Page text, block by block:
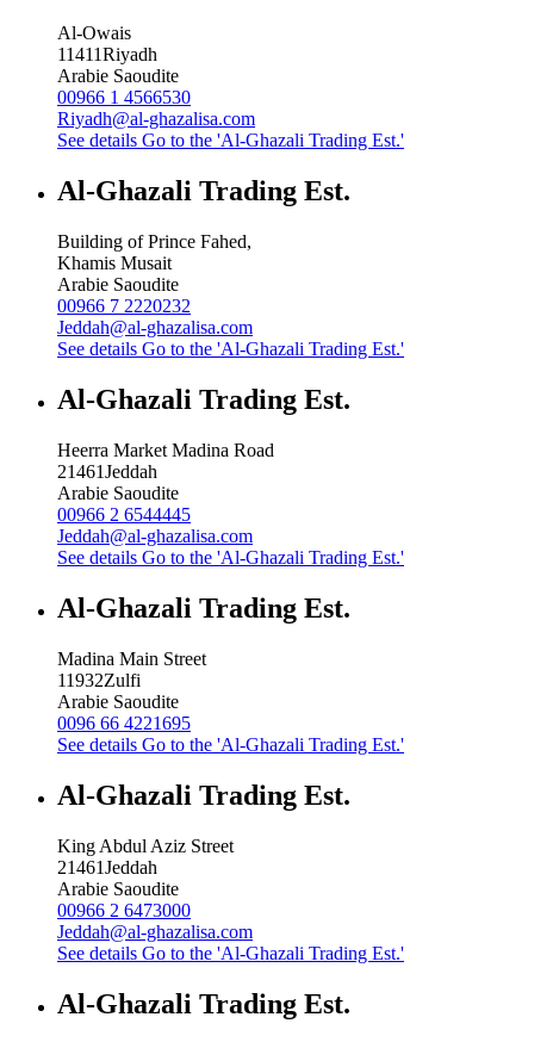
Al-Owais
11411Riyadh
Arabie Saoudite
00966 1 4566530
Riyadh@al-ghazalisa.com
See details Go to the 'Al-Ghazali Trading Est.'
Al-Ghazali Trading Est.
Building of Prince Fahed,
Khamis Musait
Arabie Saoudite
00966 7 2220232
Jeddah@al-ghazalisa.com
See details Go to the 'Al-Ghazali Trading Est.'
Al-Ghazali Trading Est.
Heerra Market Madina Road
21461Jeddah
Arabie Saoudite
00966 2 6544445
Jeddah@al-ghazalisa.com
See details Go to the 'Al-Ghazali Trading Est.'
Al-Ghazali Trading Est.
Madina Main Street
11932Zulfi
Arabie Saoudite
0096 66 4221695
See details Go to the 'Al-Ghazali Trading Est.'
Al-Ghazali Trading Est.
King Abdul Aziz Street
21461Jeddah
Arabie Saoudite
00966 2 6473000
Jeddah@al-ghazalisa.com
See details Go to the 'Al-Ghazali Trading Est.'
Al-Ghazali Trading Est.